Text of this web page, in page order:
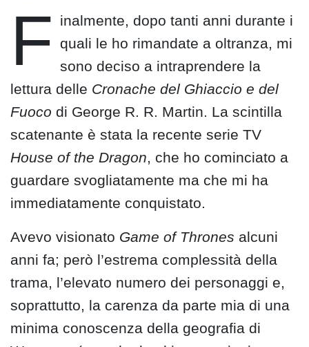
F
inalmente, dopo tanti anni durante i
quali le ho rimandate a oltranza, mi
sono deciso a intraprendere la
lettura delle Cronache del Ghiaccio e del
Fuoco di George R. R. Martin. La scintilla
scatenante è stata la recente serie TV
House of the Dragon, che ho cominciato a
guardare svogliatamente ma che mi ha
immediatamente conquistato.
Avevo visionato Game of Thrones alcuni
anni fa; però l’estrema complessità della
trama, l’elevato numero dei personaggi e,
soprattutto, la carenza da parte mia di una
minima conoscenza della geografia di